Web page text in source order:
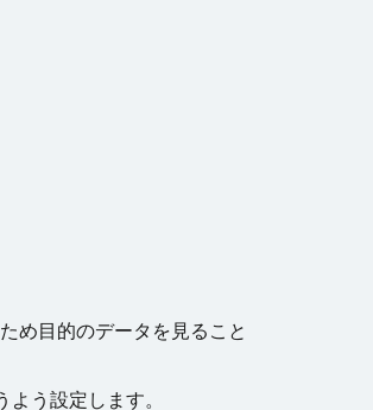
め目的のデータを見ること
う設定します。